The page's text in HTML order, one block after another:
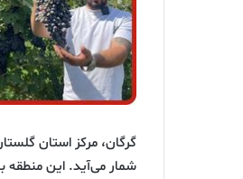
گرگان، مرکز استان
شمار می‌آید. این منطقه